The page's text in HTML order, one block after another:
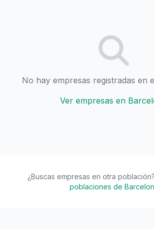
No hay empresas registradas en
Ver empresas en
¿Buscas empresas en otra población?
poblaciones de